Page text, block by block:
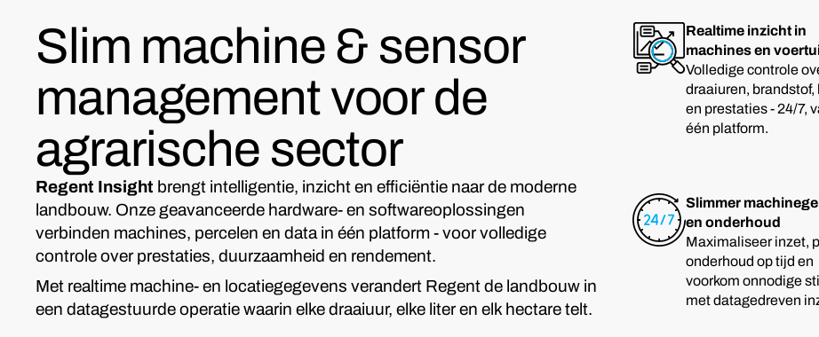
Slim machine & sensor
management voor de
agrarische sector
Regent Insight brengt intelligentie, inzicht en efficiëntie naar de moderne
landbouw. Onze geavanceerde hardware- en softwareoplossingen
verbinden machines, percelen en data in één platform - voor volledige
controle over prestaties, duurzaamheid en rendement.
Met realtime machine- en locatiegegevens verandert Regent de landbouw in
een datagestuurde operatie waarin elke draaiuur, elke liter en elk hectare telt.
Realtime inzicht in
machines en
Volledige controle
draaiuren, brandstof,
en prestaties - 24/7,
één platform.
Slimmer
en onderhoud
Maximaliseer inzet,
onderhoud op tijd en
voorkom onnodige
met datagedreven